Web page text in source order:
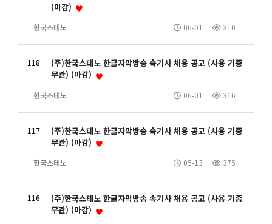
(마감)
한국스테노 310
06-01
118
(주)한국스테노 한글자막방송 속기사 채용 공고 (사용 기종
무관) (마감)
한국스테노 316
06-01
117
(주)한국스테노 한글자막방송 속기사 채용 공고 (사용 기종
무관) (마감)
한국스테노 375
05-13
116
(주)한국스테노 한글자막방송 속기사 채용 공고 (사용 기종
무관) (마감)